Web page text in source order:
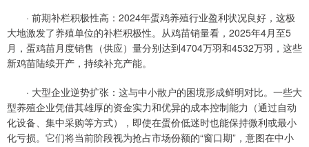
· 前期补栏积极性高：2024年蛋鸡养殖行业盈利状况良好，这极
大地激发了养殖单位的补栏积极性。从鸡苗销量看，2025年4月至5
月，蛋鸡苗月度销售（供应）量分别达到4704万羽和4532万羽，这些
新鸡苗陆续开产，持续补充产能。
· 大型企业逆势扩张：这与中小散户的困境形成鲜明对比。一些大
型养殖企业凭借其雄厚的资金实力和优异的成本控制能力（通过自动
化设备、集中采购等方式），即使在蛋价低迷时也能保持微利或最小
化亏损。它们将当前阶段视为抢占市场份额的“窗口期”，意图在中小